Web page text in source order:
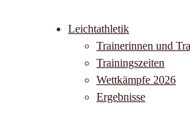
Leichtathletik
Trainerinnen und
Trainingszeiten
Wettkämpfe 2026
Ergebnisse